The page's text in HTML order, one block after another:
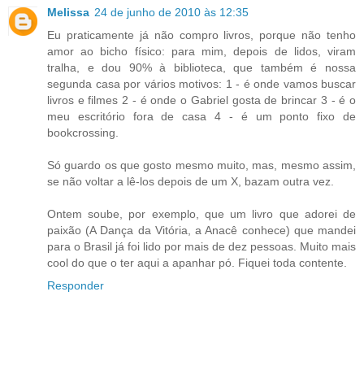
Melissa 24 de junho de 2010 às 12:35
Eu praticamente já não compro livros, porque não tenho
amor ao bicho físico: para mim, depois de lidos, viram
tralha, e dou 90% à biblioteca, que também é nossa
segunda casa por vários motivos: 1 - é onde vamos buscar
livros e filmes 2 - é onde o Gabriel gosta de brincar 3 - é o
meu escritório fora de casa 4 - é um ponto fixo de
bookcrossing.
Só guardo os que gosto mesmo muito, mas, mesmo assim,
se não voltar a lê-los depois de um X, bazam outra vez.
Ontem soube, por exemplo, que um livro que adorei de
paixão (A Dança da Vitória, a Anacê conhece) que mandei
para o Brasil já foi lido por mais de dez pessoas. Muito mais
cool do que o ter aqui a apanhar pó. Fiquei toda contente.
Responder